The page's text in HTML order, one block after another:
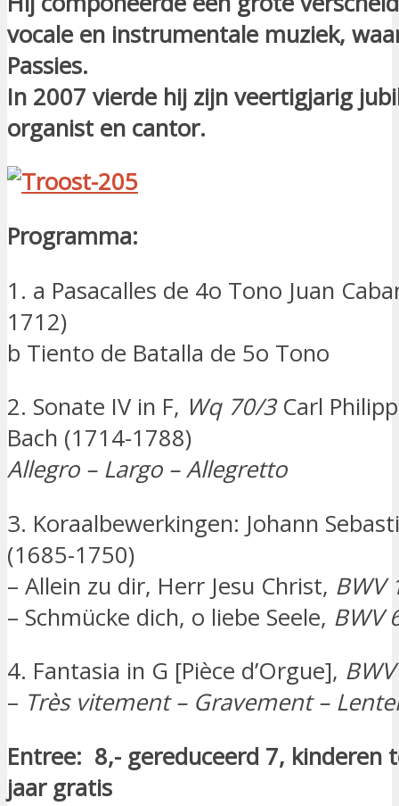
vocale en instrumentale muziek,
Passies.
In 2007 vierde hij zijn veertigjarig
organist en cantor.
Programma:
1. a Pasacalles de 4o Tono Juan
1712)
b Tiento de Batalla de 5o Tono
2. Sonate IV in F, Wq 70/3Carl
Bach (1714-1788)
Allegro – Largo – Allegretto
3. Koraalbewerkingen: Johann
(1685-1750)
– Allein zu dir, Herr Jesu Christ, BWV
– Schmücke dich, o liebe Seele, BWV
4. Fantasia in G [Pièce d’Orgue],
– Très vitement – Gravement –
Entree: 8,- gereduceerd 7, kinderen
jaar gratis